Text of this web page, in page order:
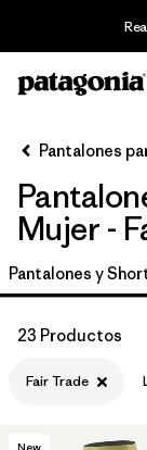
Filter & Sort
Ordenar Por
Filtrar por
Category
Filtrar por
Price
Pantalones
Mujer -
Pantalones y
23 Productos
Fair Trade
New